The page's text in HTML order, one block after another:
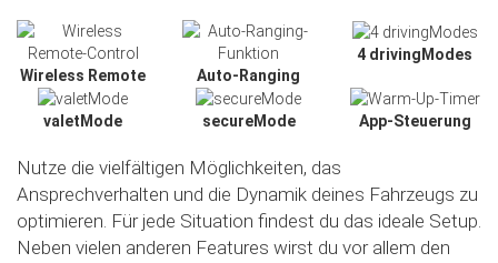
Wireless Remote Auto-Ranging
4 drivingModes
valetMode secureMode App-Steuerung
Nutze die vielfältigen Möglichkeiten, das
Ansprechverhalten und die Dynamik deines Fahrzeugs zu
optimieren. Für jede Situation findest du das ideale Setup.
Neben vielen anderen Features wirst du vor allem den